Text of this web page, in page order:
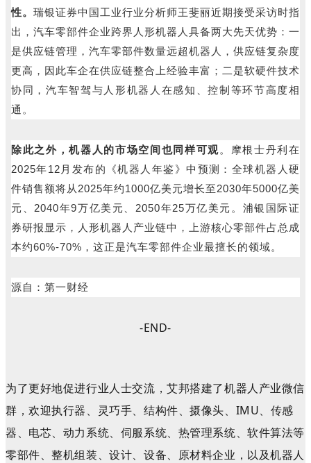
性。 瑞银证券中国工业行业分析师王斐丽近期接受采访时指
出，汽车零部件企业跨界人形机器人具备两大先天优势：一
是供应链管理，汽车零部件数量远超机器人，供应链复杂度
更高，因此车企在供应链整合上经验丰富；二是软硬件技术
协同，汽车智驾与人形机器人在感知、控制等环节高度相
通。
除此之外，机器人的市场空间也同样可观。摩根士丹利在
2025年12月发布的《机器人年鉴》中预测：全球机器人硬
件销售额将从2025年约1000亿美元增长至2030年5000亿美
元、2040年9万亿美元、2050年25万亿美元。浦银国际证
券研报显示，人形机器人产业链中，上游核心零部件占总成
本约60%-70%，这正是汽车零部件企业最擅长的领域。
源自：第一财经
-END-
为了更好地促进行业人士交流，艾邦搭建了机器人产业微信
群 ，欢迎执行器、灵巧手、结构件、摄像头、IMU、传感
器、电芯、动力系统、伺服系统、热管理系统、软件算法等
零部件、整机组装、设计、设备、原材料企业，以及机器人